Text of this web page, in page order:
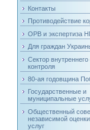
Контакты
Противодействие
ОРВ и экспертиза
Для граждан
Сектор
контроля
80-ая годовщина
Государственные и
муниципальные
Общественный
независимой
услуг